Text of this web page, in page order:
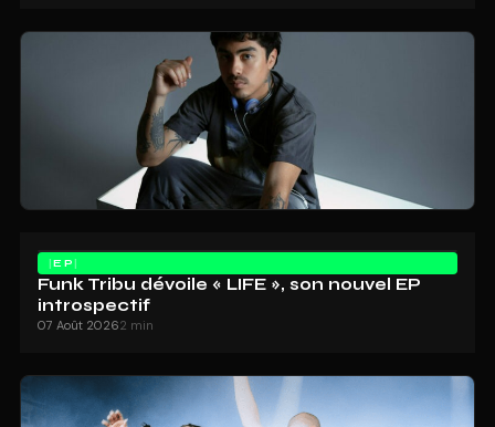
EP
Funk Tribu dévoile « LIFE », son nouvel EP
introspectif
07 Août 20262 min